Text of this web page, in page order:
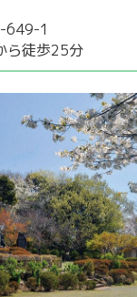
649-1
ら徒歩25分